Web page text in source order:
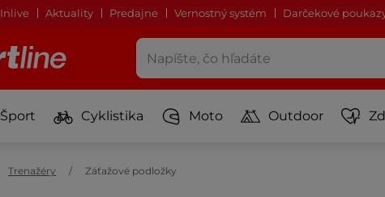
Inlive Aktuality Predajne Vernostný systém Darčekové
Šport Cyklistika Moto Outdoor
Trenažéry Záťažové podložky